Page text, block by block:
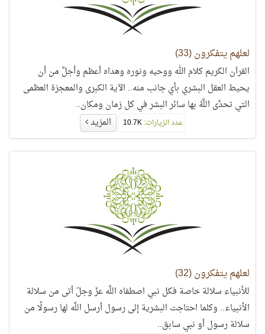
لعلهم يتفكرون (33)
القرآن الكريم كلام الله ووحيه ونوره وهداه أعظم وأجلَّ من أن
يحيط العقل البشري بأي جانب منه.. الآية الكبرى والمعجزة العظمى
التي تحدَّى اللَّهُ بها سائر البشر في كل زمان ومكان..
عدد الزيارات:10.7K المزيد
لعلهم يتفكرون (32)
للأنبياء سلالة خاصة فكل نبي اصطفاه اللَّه عزّ وجلّ أتى من سلالة
الأنبياء.. وكلما احتاجت البشرية إلى رسول أرسل اللَّه لها رسولًا من
سلالة رسول أو نبي سابق..